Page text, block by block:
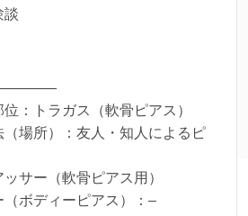
談
：トラガス（軟骨ピアス）
（場所）：友人・知人によるピ
サー（軟骨ピアス用）
ボディーピアス）：–